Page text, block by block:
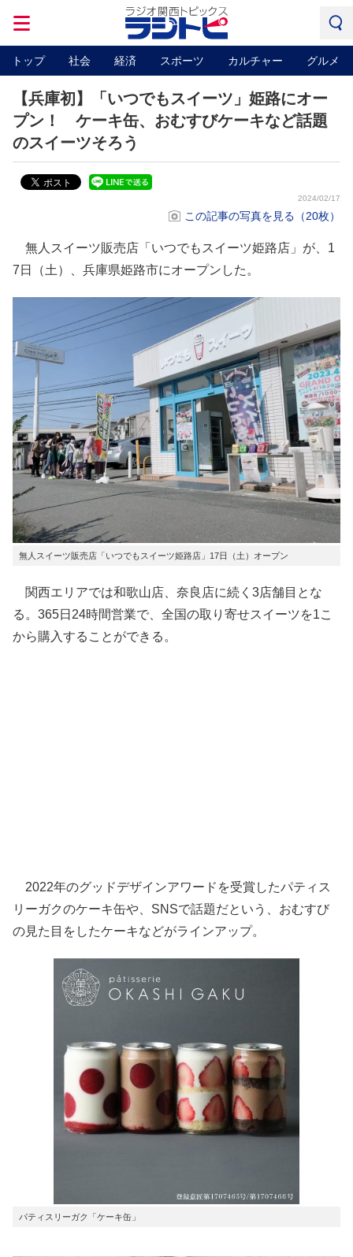
トップ 社会 経済 スポーツ カルチャー グルメ
【兵庫初】「いつでもスイーツ」姫路にオー
プン！ ケーキ缶、おむすびケーキなど話題
のスイーツそろう
2024/02/17
この記事の写真を見る（20枚）
無人スイーツ販売店「いつでもスイーツ姫路店」が、1
7日（土）、兵庫県姫路市にオープンした。
無人スイーツ販売店「いつでもスイーツ姫路店」17日（土）オープン
関西エリアでは和歌山店、奈良店に続く3店舗目とな
る。365日24時間営業で、全国の取り寄せスイーツを1こ
から購入することができる。
2022年のグッドデザインアワードを受賞したパティス
リーガクのケーキ缶や、SNSで話題だという、おむすび
の見た目をしたケーキなどがラインアップ。
パティスリーガク「ケーキ缶」